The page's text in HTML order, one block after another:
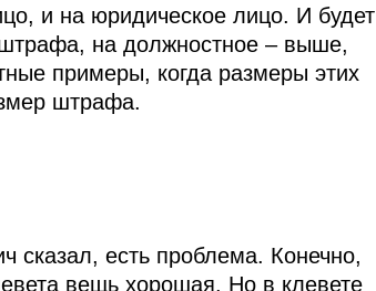
и на юридическое лицо. И будет
на должностное – выше,
примеры, когда размеры этих
штрафа.
сказал, есть проблема. Конечно,
вещь хорошая. Но в клевете